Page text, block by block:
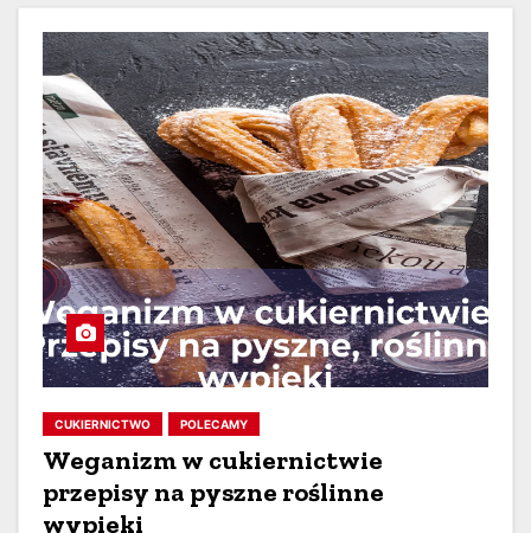
CUKIERNICTWO POLECAMY
Weganizm w cukiernictwie
przepisy na pyszne roślinne
wypieki